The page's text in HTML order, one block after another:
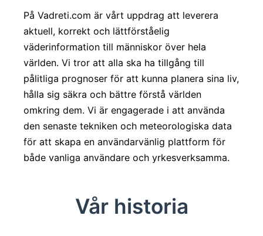
På Vadreti.com är vårt uppdrag att leverera
aktuell, korrekt och lättförståelig
väderinformation till människor över hela
världen. Vi tror att alla ska ha tillgång till
pålitliga prognoser för att kunna planera sina liv,
hålla sig säkra och bättre förstå världen
omkring dem. Vi är engagerade i att använda
den senaste tekniken och meteorologiska data
för att skapa en användarvänlig plattform för
både vanliga användare och yrkesverksamma.
Vår historia